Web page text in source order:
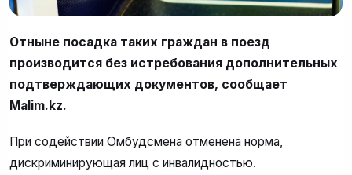
Отныне посадка таких граждан в поезд
производится без истребования дополнительных
подтверждающих документов, сообщает
Malim.kz.
При содействии Омбудсмена отменена норма,
дискриминирующая лиц с инвалидностью.